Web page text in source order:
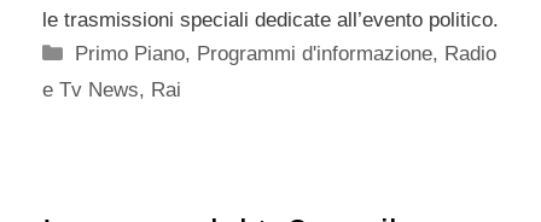
le trasmissioni speciali dedicate all’evento politico.
Categorie
Primo Piano, Programmi d'informazione, Radio
e Tv News, Rai